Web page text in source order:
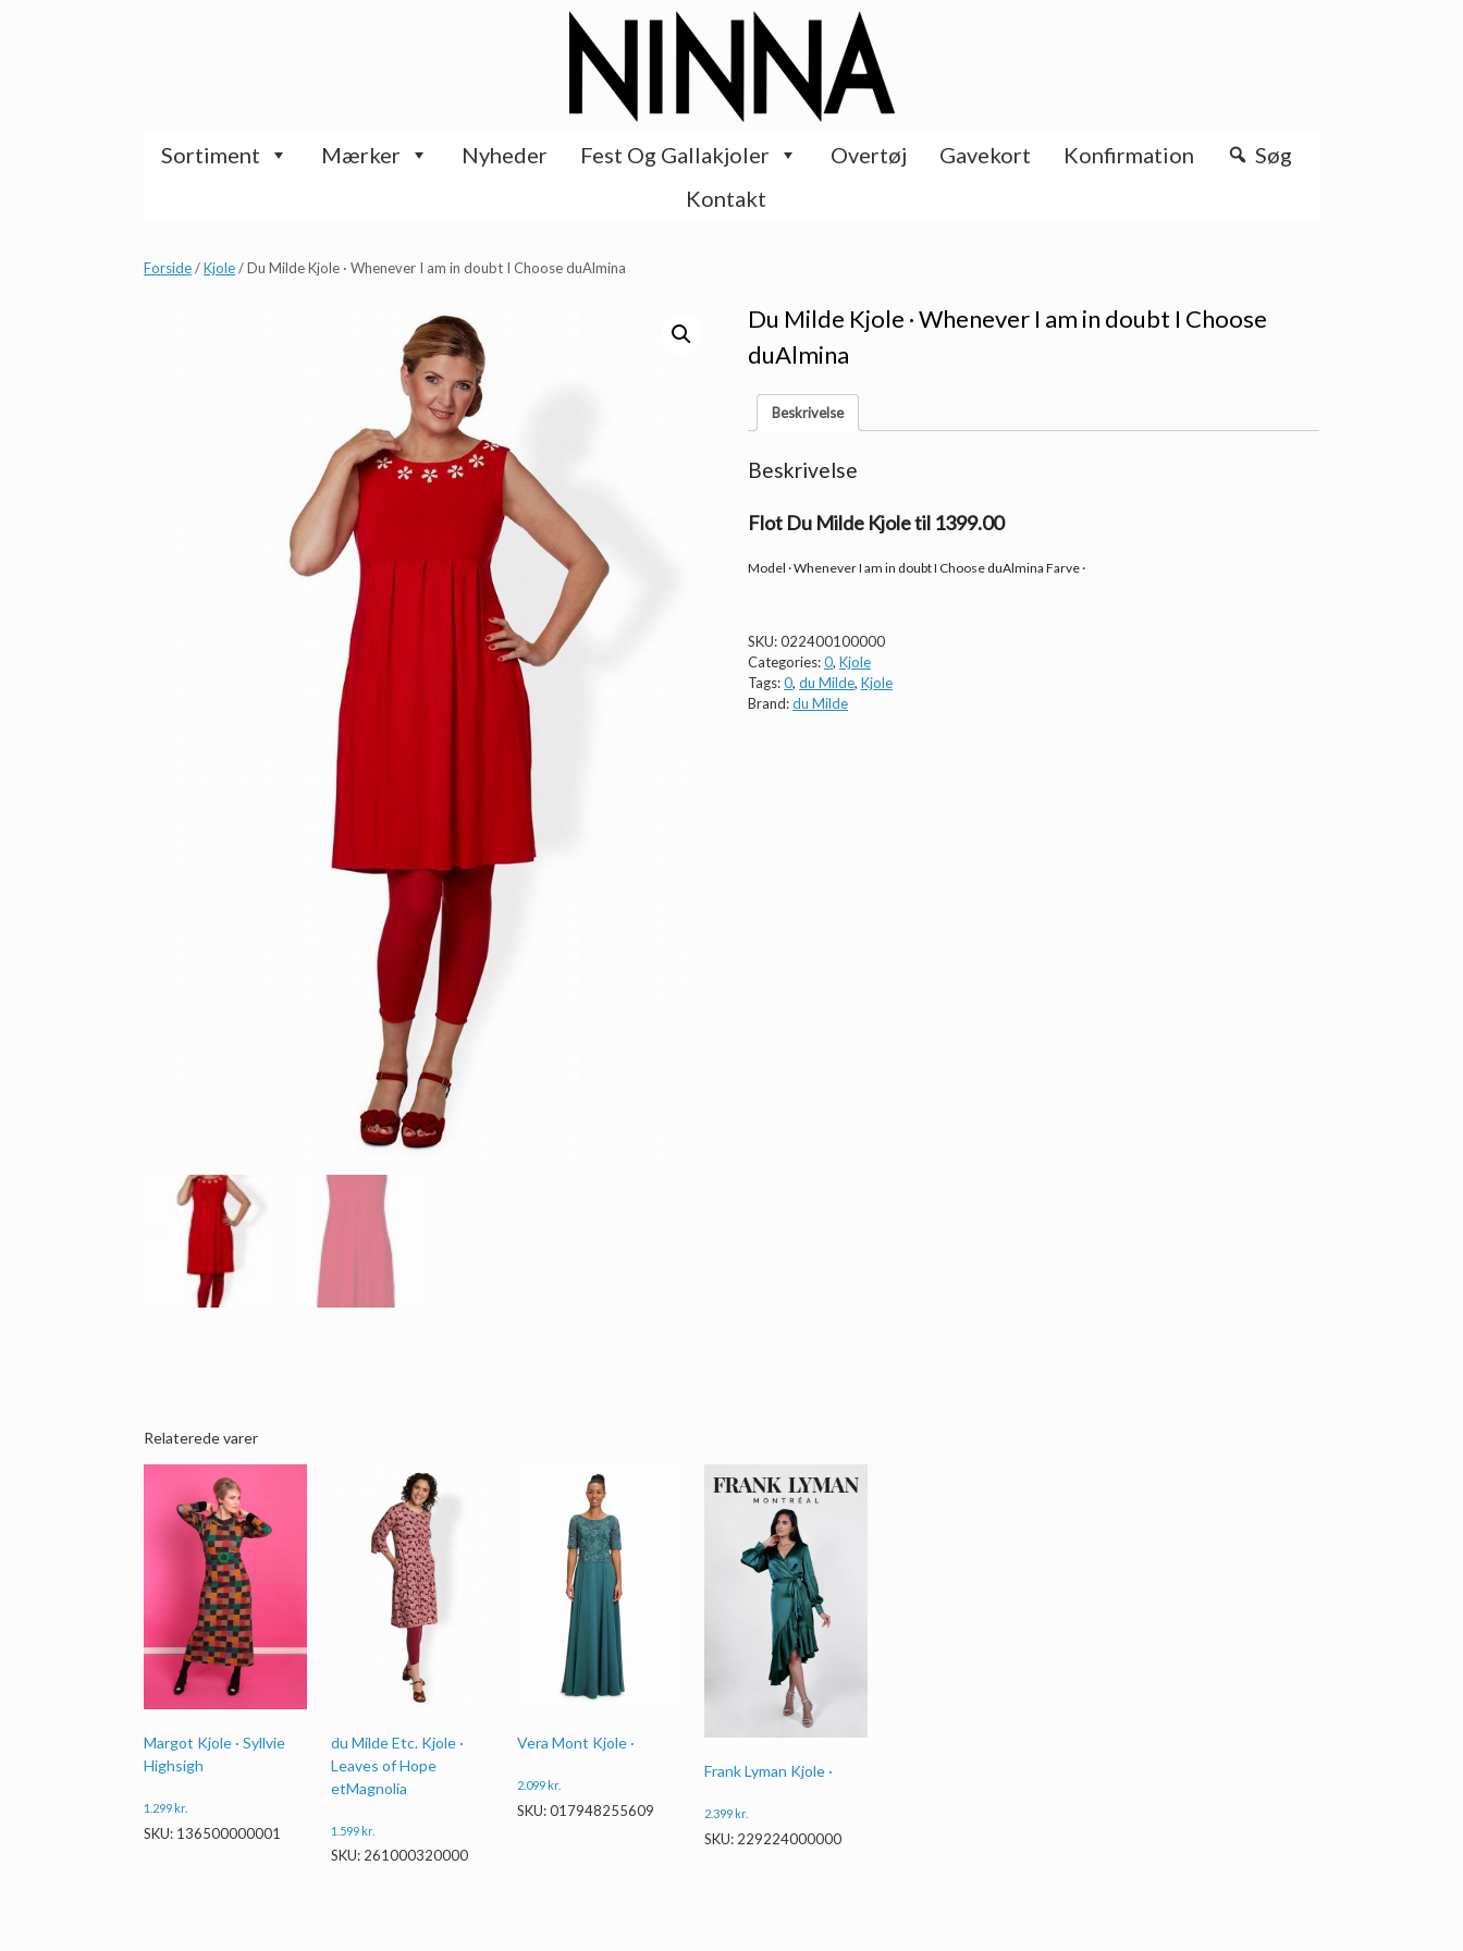
Sortiment Mærker Nyheder Fest Og Gallakjoler Overtøj Gavekort Konfirmation
Søg
Kontakt
Forside/Kjole/ Du Milde Kjole · Whenever I am in doubt I Choose duAlmina
Du Milde Kjole · Whenever I am in doubt I Choose
duAlmina
Beskrivelse
Beskrivelse
Flot Du Milde Kjole til 1399.00
Model · Whenever I am in doubt I Choose duAlmina Farve ·
SKU:022400100000
Categories:0, Kjole
Tags:0, du Milde, Kjole
Brand:du Milde
Relaterede varer
Margot Kjole · Syllvie
Highsigh
1.299 kr.
SKU: 136500000001
du Milde Etc. Kjole ·
Leaves of Hope
etMagnolia
1.599kr.
SKU: 261000320000
Vera Mont Kjole ·
2.099 kr.
SKU: 017948255609
Frank Lyman Kjole ·
2.399 kr.
SKU: 229224000000